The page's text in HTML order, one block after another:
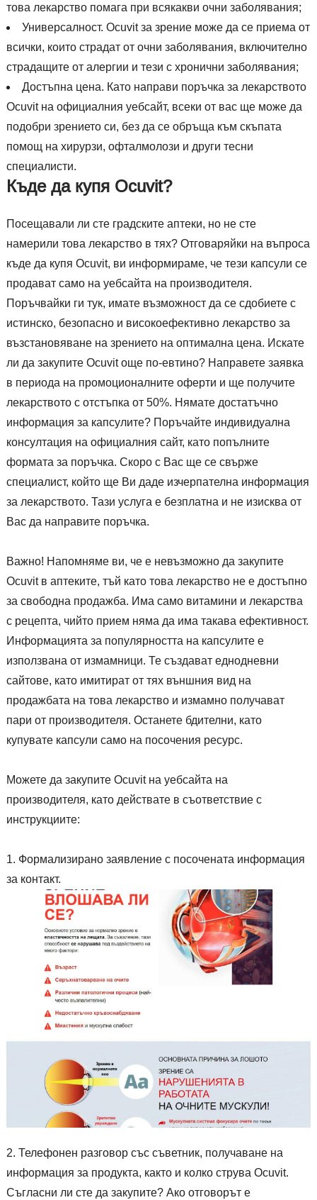
това лекарство помага при всякакви очни заболявания;
Универсалност. Ocuvit за зрение може да се приема от
всички, които страдат от очни заболявания, включително
страдащите от алергии и тези с хронични заболявания;
Достъпна цена. Като направи поръчка за лекарството
Ocuvit на официалния уебсайт, всеки от вас ще може да
подобри зрението си, без да се обръща към скъпата
помощ на хирурзи, офталмолози и други тесни
специалисти.
Къде да купя Ocuvit?
Посещавали ли сте градските аптеки, но не сте
намерили това лекарство в тях? Отговаряйки на въпроса
къде да купя Ocuvit, ви информираме, че тези капсули се
продават само на уебсайта на производителя.
Поръчвайки ги тук, имате възможност да се сдобиете с
истинско, безопасно и високоефективно лекарство за
възстановяване на зрението на оптимална цена. Искате
ли да закупите Ocuvit още по-евтино? Направете заявка
в периода на промоционалните оферти и ще получите
лекарството с отстъпка от 50%. Нямате достатъчно
информация за капсулите? Поръчайте индивидуална
консултация на официалния сайт, като попълните
формата за поръчка. Скоро с Вас ще се свърже
специалист, който ще Ви даде изчерпателна информация
за лекарството. Тази услуга е безплатна и не изисква от
Вас да направите поръчка.
Важно! Напомняме ви, че е невъзможно да закупите
Ocuvit в аптеките, тъй като това лекарство не е достъпно
за свободна продажба. Има само витамини и лекарства
с рецепта, чийто прием няма да има такава ефективност.
Информацията за популярността на капсулите е
използвана от измамници. Те създават еднодневни
сайтове, като имитират от тях външния вид на
продажбата на това лекарство и измамно получават
пари от производителя. Останете бдителни, като
купувате капсули само на посочения ресурс.
Можете да закупите Ocuvit на уебсайта на
производителя, като действате в съответствие с
инструкциите:
Формализирано заявление с посочената информация
за контакт.
Телефонен разговор със съветник, получаване на
информация за продукта, както и колко струва Ocuvit.
Съгласни ли сте да закупите? Ако отговорът е